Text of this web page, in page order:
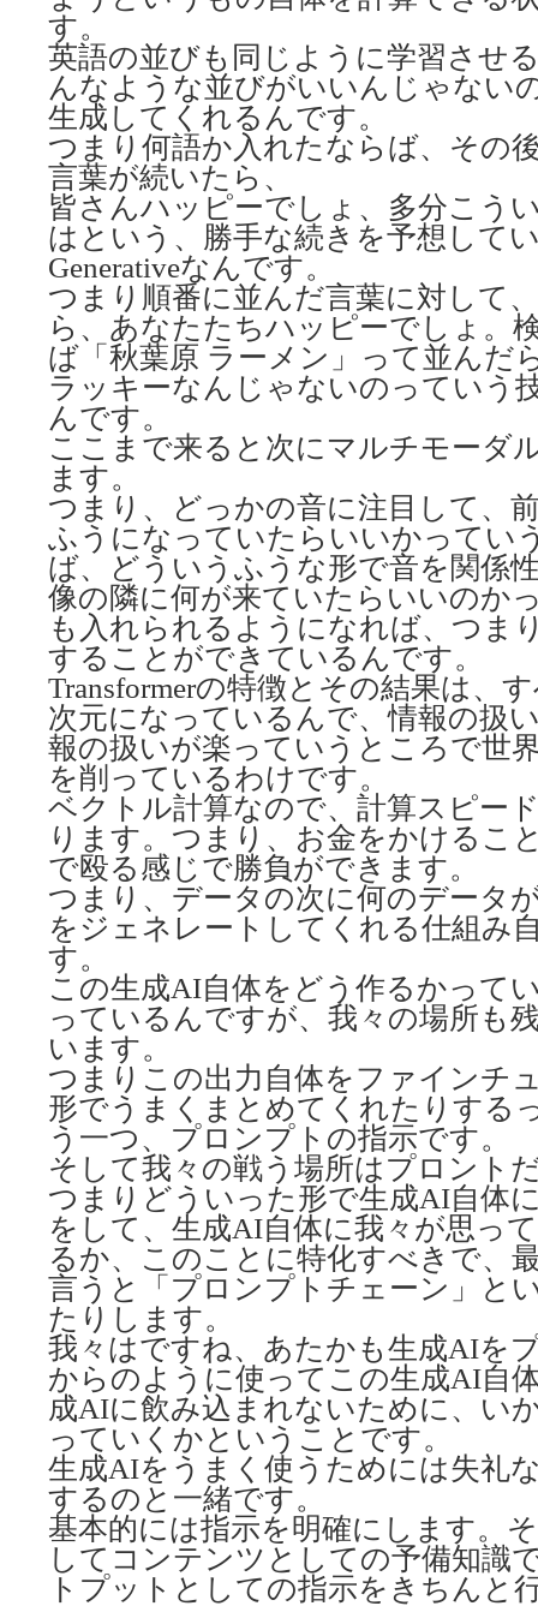
す。
英語の並びも同じように学習させ
んなような並びがいいんじゃない
生成してくれるんです。
つまり何語か入れたならば、その
言葉が続いたら、
皆さんハッピーでしょ、多分こう
はという、勝手な続きを予想して
Generativeなんです。
つまり順番に並んだ言葉に対して
ら、あなたたちハッピーでしょ。
ば「秋葉原 ラーメン」って並んだ
ラッキーなんじゃないのっていう
んです。
ここまで来ると次にマルチモーダ
ます。
つまり、どっかの音に注目して、
ふうになっていたらいいかってい
ば、どういうふうな形で音を関係
像の隣に何が来ていたらいいのか
も入れられるようになれば、つま
することができているんです。
Transformerの特徴とその結果は、
次元になっているんで、情報の扱
報の扱いが楽っていうところで世
を削っているわけです。
ベクトル計算なので、計算スピー
ります。つまり、お金をかけるこ
で殴る感じで勝負ができます。
つまり、データの次に何のデータ
をジェネレートしてくれる仕組み
す。
この生成AI自体をどう作るかって
っているんですが、我々の場所も
います。
つまりこの出力自体をファインチ
形でうまくまとめてくれたりする
う一つ、プロンプトの指示です。
そして我々の戦う場所はプロント
つまりどういった形で生成AI自体
をして、生成AI自体に我々が思っ
るか、このことに特化すべきで、
言うと「プロンプトチェーン」と
たりします。
我々はですね、あたかも生成AIを
からのように使ってこの生成AI自
成AIに飲み込まれないために、い
っていくかということです。
生成AIをうまく使うためには失礼
するのと一緒です。
基本的には指示を明確にします。
してコンテンツとしての予備知識
トプットとしての指示をきちんと